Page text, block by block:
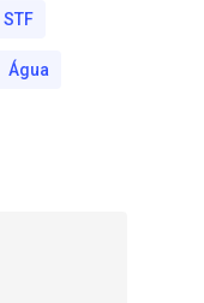
STF
Água